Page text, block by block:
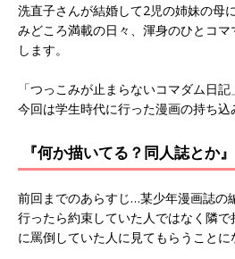
洗直子さんが結婚して2児の姉妹の母
みどころ満載の日々、渾身のひとコ
します。
「つっこみが止まらないコマダム日
今回は学生時代に行った漫画の持ち込
『何か描いてる？同人誌とか』
前回までのあらすじ…某少年漫画誌の
行ったら約束していた人ではなく隣
に罵倒していた人に見てもらうことに